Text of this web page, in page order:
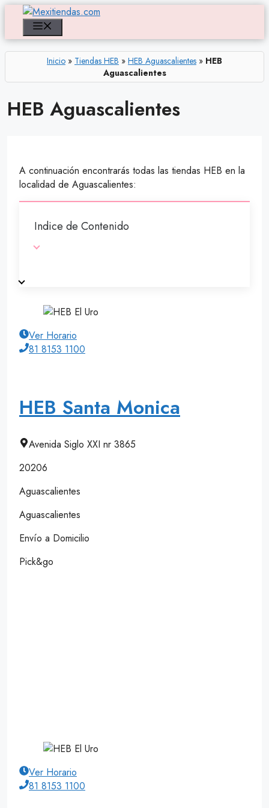
Saltar
contenido
Inicio » Tiendas HEB » HEB Aguascalientes » HEB
Aguascalientes
HEB Aguascalientes
A continuación encontrarás todas las tiendas HEB en la
localidad de Aguascalientes:
Indice de Contenido
Ver Horario
81 8153 1100
HEB Santa Monica
Avenida Siglo XXI nr 3865
20206
Aguascalientes
Aguascalientes
Envío a Domicilio
Pick&go
Ver Horario
81 8153 1100